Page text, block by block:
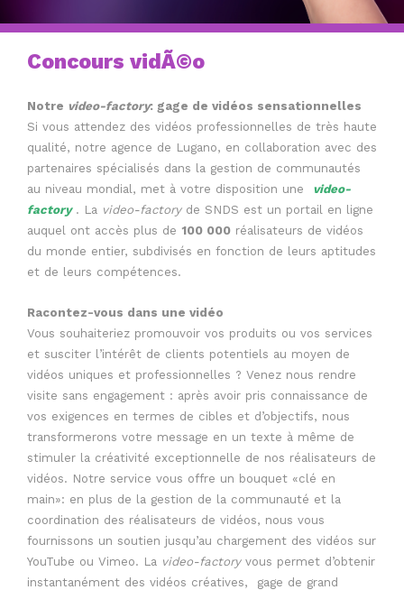
Concours vidÃ©o
Notre video-factory: gage de vidéos sensationnelles
Si vous attendez des vidéos professionnelles de très haute
qualité, notre agence de Lugano, en collaboration avec des
partenaires spécialisés dans la gestion de communautés
au niveau mondial, met à votre disposition une
video-
factory . La video-factoryde SNDS est un portail en ligne
auquel ont accès plus de 100 000 réalisateurs de vidéos
du monde entier, subdivisés en fonction de leurs aptitudes
et de leurs compétences.
Racontez-vous dans une vidéo
Vous souhaiteriez promouvoir vos produits ou vos services
et susciter l’intérêt de clients potentiels au moyen de
vidéos uniques et professionnelles ? Venez nous rendre
visite sans engagement : après avoir pris connaissance de
vos exigences en termes de cibles et d’objectifs, nous
transformerons votre message en un texte à même de
stimuler la créativité exceptionnelle de nos réalisateurs de
vidéos. Notre service vous offre un bouquet «clé en
main»: en plus de la gestion de la communauté et la
coordination des réalisateurs de vidéos, nous vous
fournissons un soutien jusqu’au chargement des vidéos sur
YouTube ou Vimeo. La video-factoryvous permet d’obtenir
instantanément des vidéos créatives, gage de grand